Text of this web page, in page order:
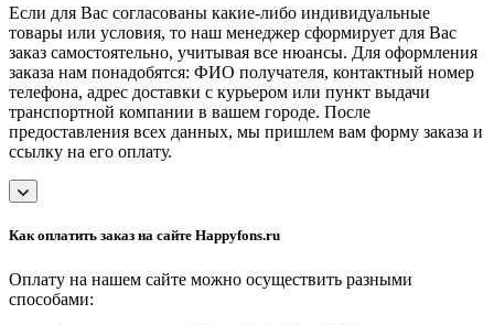
Если для Вас согласованы какие-либо индивидуальные
товары или условия, то наш менеджер сформирует для Вас
заказ самостоятельно, учитывая все нюансы. Для оформления
заказа нам понадобятся: ФИО получателя, контактный номер
телефона, адрес доставки с курьером или пункт выдачи
транспортной компании в вашем городе. После
предоставления всех данных, мы пришлем вам форму заказа и
ссылку на его оплату.
Как оплатить заказ на сайте Happyfons.ru
Оплату на нашем сайте можно осуществить разными
способами: